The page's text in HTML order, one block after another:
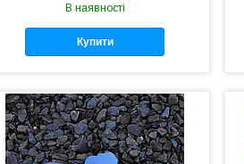
В наявності
Купити